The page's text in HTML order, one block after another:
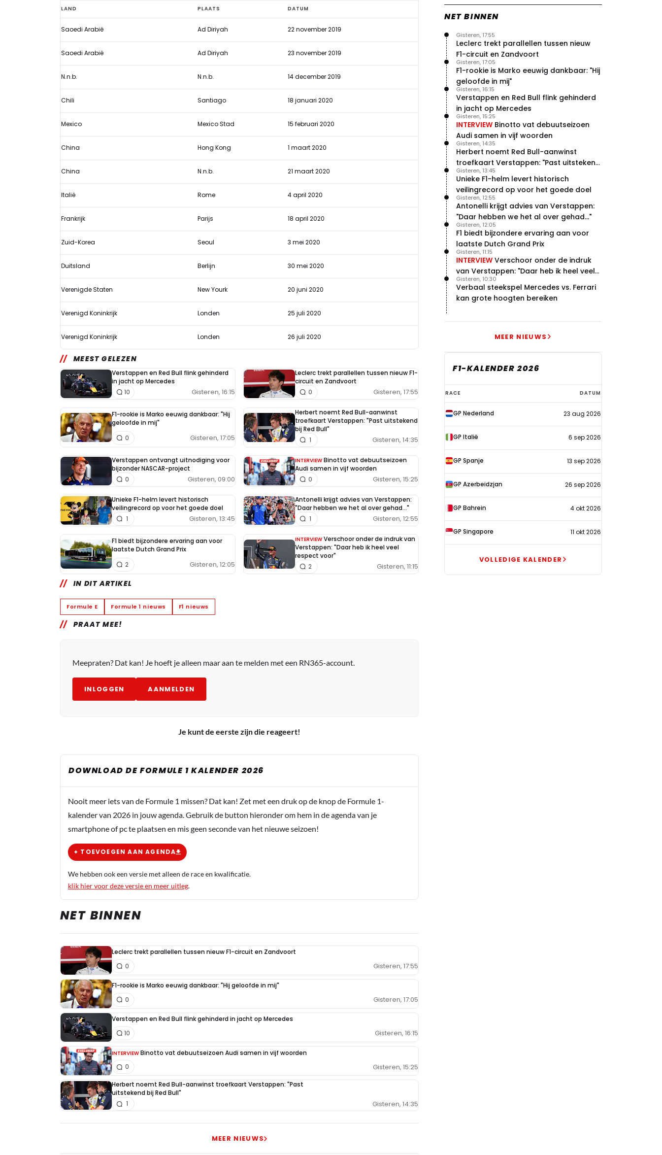
Voorlopige
Formule
E-
kalender
LAND PLAATS DATUM
Saoedi Arabië Ad Diriyah 22 november 2019
Saoedi Arabië Ad Diriyah 23 november 2019
N.n.b. N.n.b. 14 december 2019
Chili Santiago 18 januari 2020
Mexico Mexico Stad 15 februari 2020
China Hong Kong 1 maart 2020
China N.n.b. 21 maart 2020
Italië Rome 4 april 2020
Frankrijk Parijs 18 april 2020
Zuid-Korea Seoul 3 mei 2020
Duitsland Berlijn 30 mei 2020
Verenigde Staten New Yourk 20 juni 2020
Verenigd Koninkrijk Londen 25 juli 2020
Verenigd Koninkrijk Londen 26 juli 2020
MEEST GELEZEN
Verstappen en Red Bull flink gehinderd
in jacht op Mercedes
Gisteren, 16:15
10
Leclerc trekt parallellen tussen nieuw F1-
circuit en Zandvoort
Gisteren, 17:55
0
F1-rookie is Marko eeuwig dankbaar: "Hij
geloofde in mij"
Gisteren, 17:05
0
Herbert noemt Red Bull-aanwinst
troefkaart Verstappen: "Past uitstekend
bij Red Bull"
Gisteren, 14:35
1
Verstappen ontvangt uitnodiging voor
bijzonder NASCAR-project
Gisteren, 09:00
0
INTERVIEW Binotto vat debuutseizoen
Audi samen in vijf woorden
Gisteren, 15:25
0
Unieke F1-helm levert historisch
veilingrecord op voor het goede doel
Gisteren, 13:45
1
Antonelli krijgt advies van Verstappen:
"Daar hebben we het al over gehad..."
Gisteren, 12:55
1
F1 biedt bijzondere ervaring aan voor
laatste Dutch Grand Prix
Gisteren, 12:05
2
INTERVIEW Verschoor onder de indruk van
Verstappen: "Daar heb ik heel veel
respect voor"
Gisteren, 11:15
2
IN DIT ARTIKEL
Formule E Formule 1 nieuws F1 nieuws
PRAAT MEE!
Meepraten? Dat kan! Je hoeft je alleen maar aan te melden met een RN365-account.
INLOGGEN AANMELDEN
Je kunt de eerste zijn die reageert!
DOWNLOAD DE FORMULE 1 KALENDER 2026
Nooit meer iets van de Formule 1 missen? Dat kan! Zet met een druk op de knop de Formule 1-
kalender van 2026 in jouw agenda. Gebruik de button hieronder om hem in de agenda van je
smartphone of pc te plaatsen en mis geen seconde van het nieuwe seizoen!
+ TOEVOEGEN AAN AGENDA
We hebben ook een versie met alleen de race en kwalificatie.
klik hier voor deze versie en meer uitleg.
NET BINNEN
Leclerc trekt parallellen tussen nieuw F1-circuit en Zandvoort
Gisteren, 17:55
0
F1-rookie is Marko eeuwig dankbaar: "Hij geloofde in mij"
Gisteren, 17:05
0
Verstappen en Red Bull flink gehinderd in jacht op Mercedes
Gisteren, 16:15
10
INTERVIEW Binotto vat debuutseizoen Audi samen in vijf woorden
Gisteren, 15:25
0
Herbert noemt Red Bull-aanwinst troefkaart Verstappen: "Past
uitstekend bij Red Bull"
Gisteren, 14:35
1
MEER NIEUWS
NET BINNEN
Leclerc trekt parallellen tussen nieuw
F1-circuit en Zandvoort
Gisteren, 17:55
F1-rookie is Marko eeuwig dankbaar: "Hij
geloofde in mij"
Gisteren, 17:05
Verstappen en Red Bull flink gehinderd
in jacht op Mercedes
Gisteren, 16:15
INTERVIEW Binotto vat debuutseizoen
Audi samen in vijf woorden
Gisteren, 15:25
Herbert noemt Red Bull-aanwinst
troefkaart Verstappen: "Past uitstekend
bij Red Bull"
Gisteren, 14:35
Unieke F1-helm levert historisch
veilingrecord op voor het goede doel
Gisteren, 13:45
Antonelli krijgt advies van Verstappen:
"Daar hebben we het al over gehad..."
Gisteren, 12:55
F1 biedt bijzondere ervaring aan voor
laatste Dutch Grand Prix
Gisteren, 12:05
INTERVIEW Verschoor onder de indruk
van Verstappen: "Daar heb ik heel veel
respect voor"
Gisteren, 11:15
Verbaal steekspel Mercedes vs. Ferrari
kan grote hoogten bereiken
Gisteren, 10:30
MEER NIEUWS
F1-KALENDER 2026
F1-
kalender
2026
RACE DATUM
GP Nederland 23 aug 2026
GP Italië 6 sep 2026
GP Spanje 13 sep 2026
GP Azerbeidzjan 26 sep 2026
GP Bahrein 4 okt 2026
GP Singapore 11 okt 2026
VOLLEDIGE KALENDER